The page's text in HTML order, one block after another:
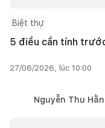
Biệt thự
5 điều cần tính
27/06/2026, lúc 10:00
Nguyễn Thu